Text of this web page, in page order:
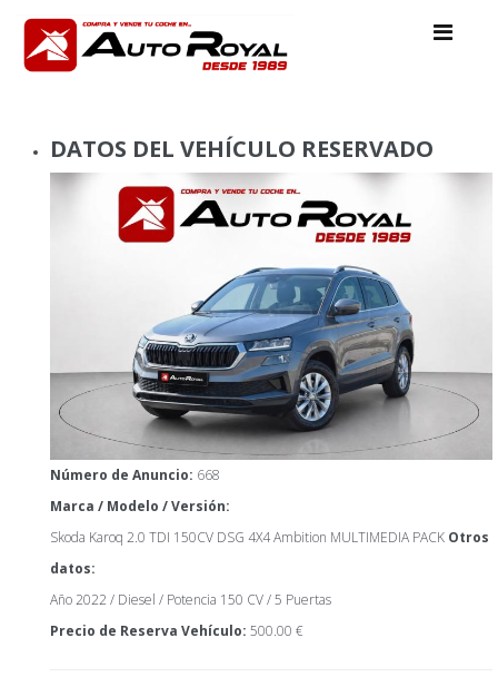
DATOS DEL VEHÍCULO RESERVADO
Número de Anuncio: 668
Marca / Modelo / Versión:
Skoda Karoq 2.0 TDI 150CV DSG 4X4 Ambition MULTIMEDIA PACK Otros
datos:
Año 2022 / Diesel / Potencia 150 CV / 5 Puertas
Precio de Reserva Vehículo: 500.00 €